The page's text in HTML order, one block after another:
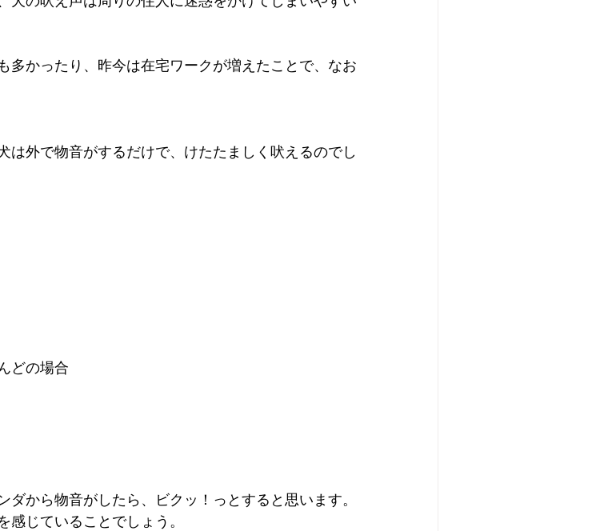
多かったり、昨今は在宅ワークが増えたことで、なお
は外で物音がするだけで、けたたましく吠えるのでし
どの場合
から物音がしたら、ビクッ！っとすると思います。
じていることでしょう。